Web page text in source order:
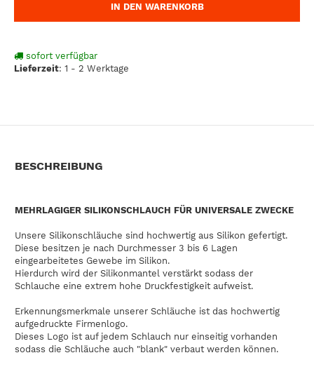
IN DEN WARENKORB
sofort verfügbar
Lieferzeit: 1 - 2 Werktage
BESCHREIBUNG
MEHRLAGIGER SILIKONSCHLAUCH FÜR UNIVERSALE ZWECKE
Unsere Silikonschläuche sind hochwertig aus Silikon gefertigt.
Diese besitzen je nach Durchmesser 3 bis 6 Lagen
eingearbeitetes Gewebe im Silikon.
Hierdurch wird der Silikonmantel verstärkt sodass der
Schlauche eine extrem hohe Druckfestigkeit aufweist.
Erkennungsmerkmale unserer Schläuche ist das hochwertig
aufgedruckte Firmenlogo.
Dieses Logo ist auf jedem Schlauch nur einseitig vorhanden
sodass die Schläuche auch "blank" verbaut werden können.